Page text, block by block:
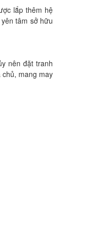
lắp thêm hệ
tâm sở hữu
nên đặt tranh
mang may